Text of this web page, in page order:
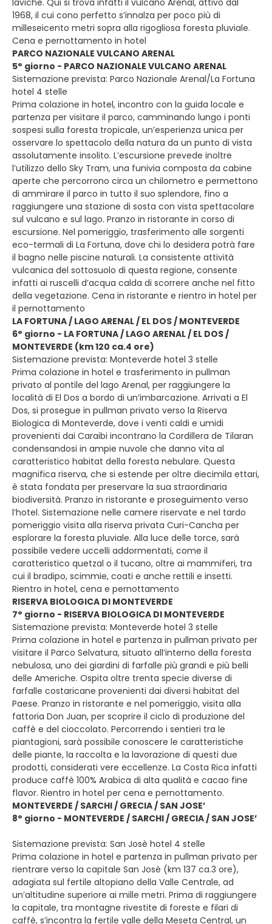
laviche. Qui si trova infatti il vulcano Arenal, attivo dal
1968, il cui cono perfetto s’innalza per poco più di
milleseicento metri sopra alla rigogliosa foresta pluviale.
Cena e pernottamento in hotel
PARCO NAZIONALE VULCANO ARENAL
5° giorno - PARCO NAZIONALE VULCANO ARENAL
Sistemazione prevista: Parco Nazionale Arenal/La Fortuna
hotel 4 stelle
Prima colazione in hotel, incontro con la guida locale e
partenza per visitare il parco, camminando lungo i ponti
sospesi sulla foresta tropicale, un’esperienza unica per
osservare lo spettacolo della natura da un punto di vista
assolutamente insolito. L’escursione prevede inoltre
l’utilizzo dello Sky Tram, una funivia composta da cabine
aperte che percorrono circa un chilometro e permettono
di ammirare il parco in tutto il suo splendore, fino a
raggiungere una stazione di sosta con vista spettacolare
sul vulcano e sul lago. Pranzo in ristorante in corso di
escursione. Nel pomeriggio, trasferimento alle sorgenti
eco-termali di La Fortuna, dove chi lo desidera potrà fare
il bagno nelle piscine naturali. La consistente attività
vulcanica del sottosuolo di questa regione, consente
infatti ai ruscelli d’acqua calda di scorrere anche nel fitto
della vegetazione. Cena in ristorante e rientro in hotel per
il pernottamento
LA FORTUNA / LAGO ARENAL / EL DOS / MONTEVERDE
6° giorno - LA FORTUNA / LAGO ARENAL / EL DOS /
MONTEVERDE (km 120 ca.4 ore)
Sistemazione prevista: Monteverde hotel 3 stelle
Prima colazione in hotel e trasferimento in pullman
privato al pontile del lago Arenal, per raggiungere la
località di El Dos a bordo di un’imbarcazione. Arrivati a El
Dos, si prosegue in pullman privato verso la Riserva
Biologica di Monteverde, dove i venti caldi e umidi
provenienti dai Caraibi incontrano la Cordillera de Tilaran
condensandosi in ampie nuvole che danno vita al
caratteristico habitat della foresta nebulare. Questa
magnifica riserva, che si estende per oltre diecimila ettari,
è stata fondata per preservare la sua straordinaria
biodiversità. Pranzo in ristorante e proseguimento verso
l’hotel. Sistemazione nelle camere riservate e nel tardo
pomeriggio visita alla riserva privata Curi-Cancha per
esplorare la foresta pluviale. Alla luce delle torce, sarà
possibile vedere uccelli addormentati, come il
caratteristico quetzal o il tucano, oltre ai mammiferi, tra
cui il bradipo, scimmie, coati e anche rettili e insetti.
Rientro in hotel, cena e pernottamento
RISERVA BIOLOGICA DI MONTEVERDE
7° giorno - RISERVA BIOLOGICA DI MONTEVERDE
Sistemazione prevista: Monteverde hotel 3 stelle
Prima colazione in hotel e partenza in pullman privato per
visitare il Parco Selvatura, situato all’interno della foresta
nebulosa, uno dei giardini di farfalle più grandi e più belli
delle Americhe. Ospita oltre trenta specie diverse di
farfalle costaricane provenienti dai diversi habitat del
Paese. Pranzo in ristorante e nel pomeriggio, visita alla
fattoria Don Juan, per scoprire il ciclo di produzione del
caffè e del cioccolato. Percorrendo i sentieri tra le
piantagioni, sarà possibile conoscere le caratteristiche
delle piante, la raccolta e la lavorazione di questi due
prodotti, considerati vere eccellenze. La Costa Rica infatti
produce caffè 100% Arabica di alta qualità e cacao fine
flavor. Rientro in hotel per cena e pernottamento.
MONTEVERDE / SARCHI / GRECIA / SAN JOSE’
8° giorno - MONTEVERDE / SARCHI / GRECIA / SAN JOSE’
Sistemazione prevista: San Josè hotel 4 stelle
Prima colazione in hotel e partenza in pullman privato per
rientrare verso la capitale San Josè (km 137 ca.3 ore),
adagiata sul fertile altopiano della Valle Centrale, ad
un’altitudine superiore ai mille metri. Prima di raggiungere
la capitale, tra montagne rivestite di foreste e filari di
caffè, s’incontra la fertile valle della Meseta Central, un